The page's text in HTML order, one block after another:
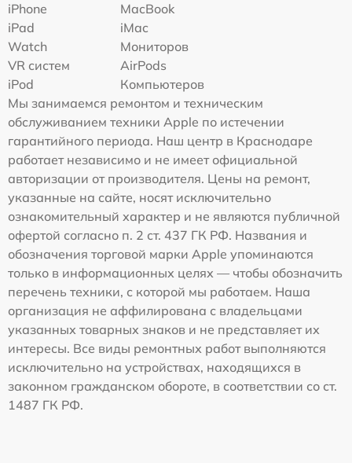
iPhone
MacBook
iPad
iMac
Watch
Мониторов
VR систем
AirPods
iPod
Компьютеров
Мы занимаемся ремонтом и техническим
обслуживанием техники Apple по истечении
гарантийного периода. Наш центр в Краснодаре
работает независимо и не имеет официальной
авторизации от производителя. Цены на ремонт,
указанные на сайте, носят исключительно
ознакомительный характер и не являются публичной
офертой согласно п. 2 ст. 437 ГК РФ. Названия и
обозначения торговой марки Apple упоминаются
только в информационных целях — чтобы обозначить
перечень техники, с которой мы работаем. Наша
организация не аффилирована с владельцами
указанных товарных знаков и не представляет их
интересы. Все виды ремонтных работ выполняются
исключительно на устройствах, находящихся в
законном гражданском обороте, в соответствии со ст.
1487 ГК РФ.